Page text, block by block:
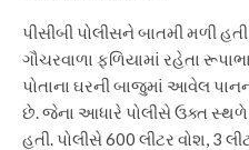
પીસીબી પોલીસને બાતમી મળી
ગૌચરવાળા ફળિયામાં રહેતા
પોતાના ઘરની બાજુમાં આવેલ
છે. જેના આધારે પોલીસે ઉક્ત સ્થળે
હતી. પોલીસે 600 લીટર વોશ, 3